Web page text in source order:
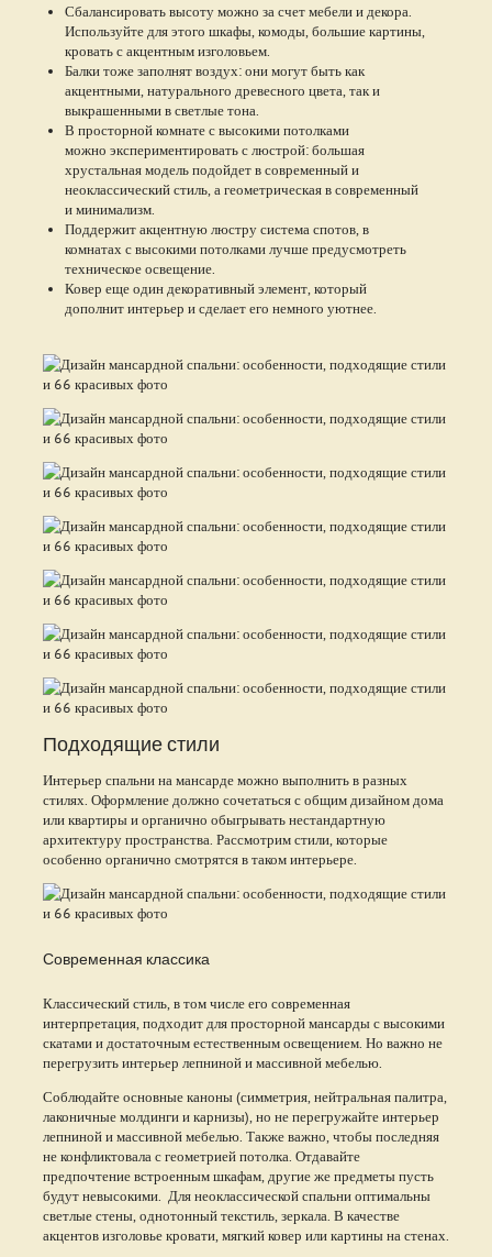
Сбалансировать высоту можно за счет мебели и декора.
Используйте для этого шкафы, комоды, большие картины,
кровать с акцентным изголовьем.
Балки тоже заполнят воздух: они могут быть как
акцентными, натурального древесного цвета, так и
выкрашенными в светлые тона.
В просторной комнате с высокими потолками
можно экспериментировать с люстрой: большая
хрустальная модель подойдет в современный и
неоклассический стиль, а геометрическая в современный
и минимализм.
Поддержит акцентную люстру система спотов, в
комнатах с высокими потолками лучше предусмотреть
техническое освещение.
Ковер еще один декоративный элемент, который
дополнит интерьер и сделает его немного уютнее.
Подходящие стили
Интерьер спальни на мансарде можно выполнить в разных
стилях. Оформление должно сочетаться с общим дизайном дома
или квартиры и органично обыгрывать нестандартную
архитектуру пространства. Рассмотрим стили, которые
особенно органично смотрятся в таком интерьере.
Современная классика
Классический стиль, в том числе его современная
интерпретация, подходит для просторной мансарды с высокими
скатами и достаточным естественным освещением. Но важно не
перегрузить интерьер лепниной и массивной мебелью.
Соблюдайте основные каноны (симметрия, нейтральная палитра,
лаконичные молдинги и карнизы), но не перегружайте интерьер
лепниной и массивной мебелью. Также важно, чтобы последняя
не конфликтовала с геометрией потолка. Отдавайте
предпочтение встроенным шкафам, другие же предметы пусть
будут невысокими. Для неоклассической спальни оптимальны
светлые стены, однотонный текстиль, зеркала. В качестве
акцентов изголовье кровати, мягкий ковер или картины на стенах.